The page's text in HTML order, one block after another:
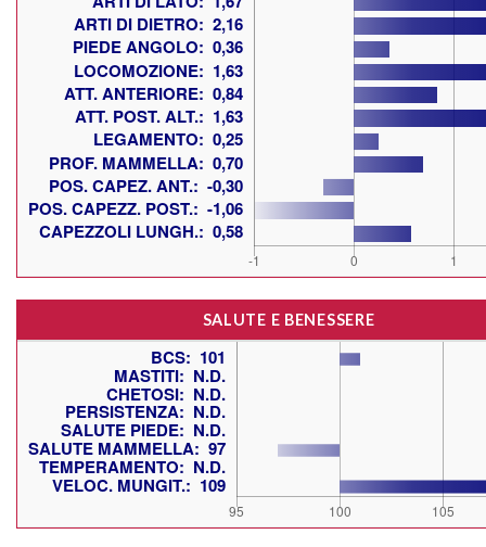
SALUTE E BENESSERE